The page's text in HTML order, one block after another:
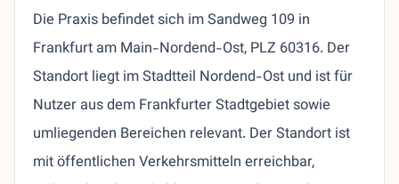
Die Praxis befindet sich im Sandweg 109 in
Frankfurt am Main-Nordend-Ost, PLZ 60316. Der
Standort liegt im Stadtteil Nordend-Ost und ist für
Nutzer aus dem Frankfurter Stadtgebiet sowie
umliegenden Bereichen relevant. Der Standort ist
mit öffentlichen Verkehrsmitteln erreichbar,